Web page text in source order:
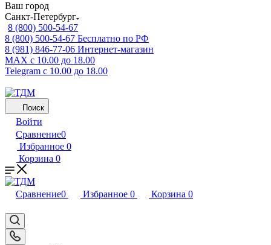
Ваш город
Санкт-Петербург
8 (800) 500-54-67
8 (800) 500-54-67 Бесплатно по РФ
8 (981) 846-77-06 Интернет-магазин
MAX с 10.00 до 18.00
Telegram с 10.00 до 18.00
Поиск
Войти
Сравнение0
Избранное 0
Корзина 0
Сравнение0 Избранное 0 Корзина 0